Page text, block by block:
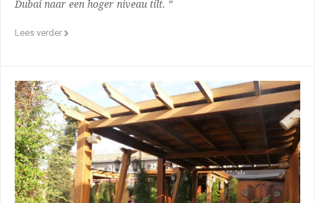
Dubai naar een hoger niveau tilt. ”
Lees verder